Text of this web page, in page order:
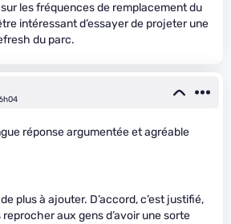
sur les fréquences de remplacement du
intéressant d’essayer de projeter une
du parc.
réponse argumentée et agréable
plus à ajouter. D’accord, c’est justifié,
aux gens d’avoir une sorte